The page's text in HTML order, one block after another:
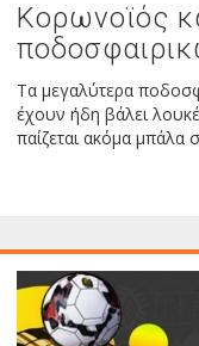
Κορωνοϊός
Τα μεγαλύτερα
έχουν ήδη βάλει
παίζεται ακόμα μπάλα